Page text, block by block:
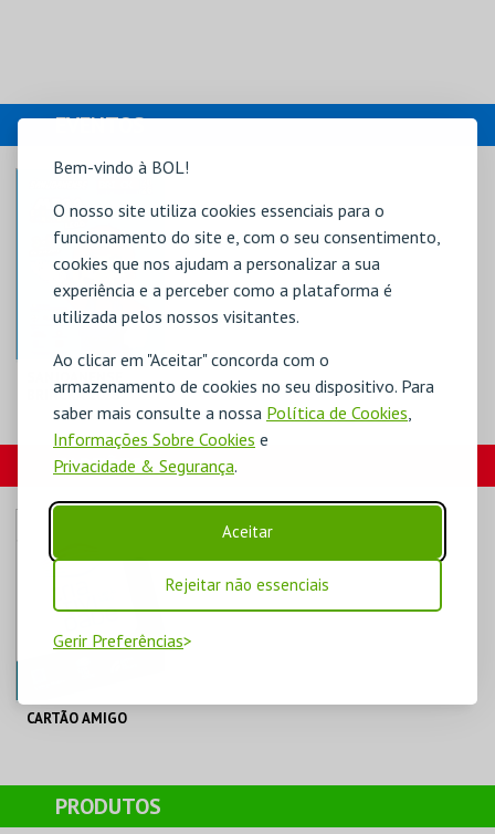
Bem-vindo à BOL!
O nosso site utiliza cookies essenciais para o
funcionamento do site e, com o seu consentimento,
cookies que nos ajudam a personalizar a sua
experiência e a perceber como a plataforma é
utilizada pelos nossos visitantes.
Ao clicar em "Aceitar" concorda com o
armazenamento de cookies no seu dispositivo. Para
saber mais consulte a nossa Política de Cookies,
Informações Sobre Cookies e
Privacidade & Segurança.
Aceitar
Rejeitar não essenciais
Gerir Preferências
EVENTOS
BRINCKA 2026
OLIVA CREATIVE
FACTORY
COMPRAR
CARTÕES
CARTÃO AMIGO
MADEIRA
AQUISIÇÃO
PRODUTOS